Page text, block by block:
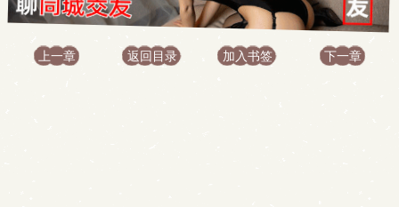
上一章 返回目录 加入书签 下一章